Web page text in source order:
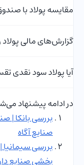
مقایسه پولاد با
گزارش‌های مالی
آیا پولاد سود نقدی
در ادامه پیشنهاد
بررسی بانکا |
صنایع آگاه
بررسی
بخشی صنایع